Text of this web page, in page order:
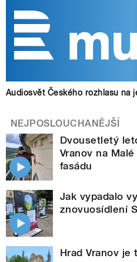
Audiosvět Českého rozhlasu na
NEJPOSLOUCHANĚJŠÍ
Dvousetletý
Vranov na
fasádu
Jak vypadalo
znovuosídlení
Hrad Vranov je